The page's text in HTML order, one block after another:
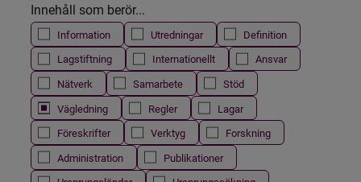
Innehåll som berör...
Information Utredningar
Definition
Lagstiftning
Internationellt
Ansvar
Nätverk
Samarbete
Stöd
Vägledning
Regler
Lagar
Föreskrifter
Verktyg
Forskning
Administration
Publikationer